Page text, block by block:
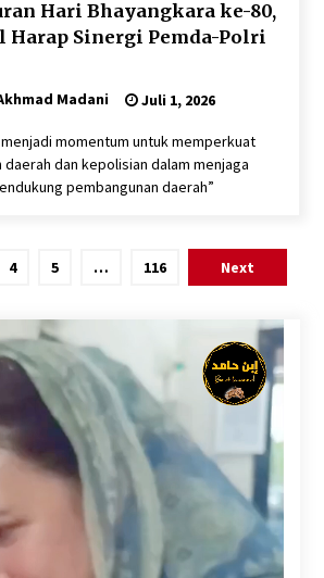
Hari Bhayangkara ke-80,
Harap Sinergi Pemda-Polri
Madani Juli 1, 2026
menjadi momentum untuk memperkuat
dan kepolisian dalam menjaga
pembangunan daerah”
4 5 … 116 Next